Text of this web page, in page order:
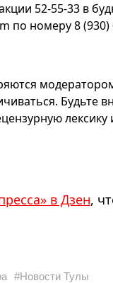
52-55-33 в
по номеру 8 (930)
Будьте
лексику
в Дзен,
#Новости Тулы